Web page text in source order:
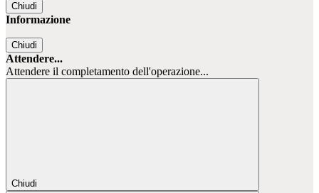
Chiudi
Informazione
Chiudi
Attendere...
Attendere il completamento dell'operazione...
Chiudi